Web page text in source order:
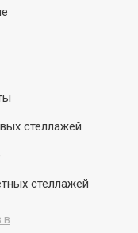
стеллажей
стеллажей
в